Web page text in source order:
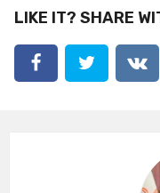
P
i
LIKE IT? SHARE